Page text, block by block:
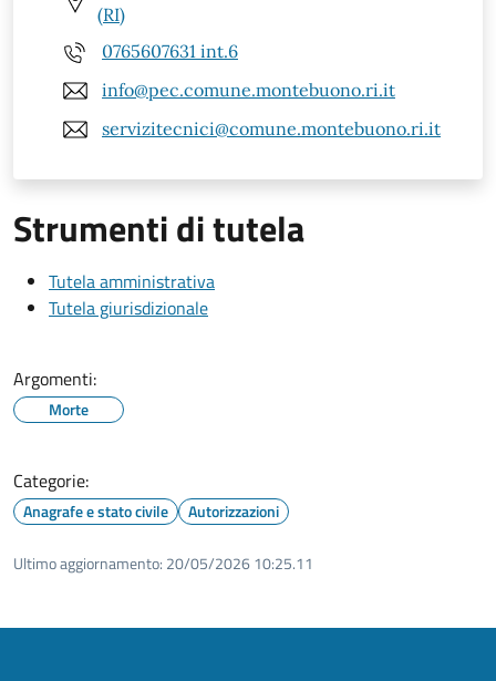
(RI)
0765607631 int.6
info@pec.comune.montebuono.ri.it
servizitecnici@comune.montebuono.ri.it
Strumenti di tutela
Tutela amministrativa
Tutela giurisdizionale
Argomenti:
Morte
Categorie:
Anagrafe e stato civile Autorizzazioni
Ultimo aggiornamento: 20/05/2026 10:25.11